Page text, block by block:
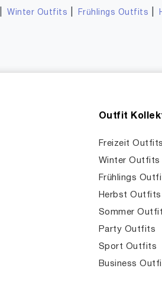
|Winter Outfits Frühlings Outfits
Outfit
Freizeit Outfits
Winter Outfits
Frühlings
Herbst Outfits
Sommer
Party Outfits
Sport Outfits
Business